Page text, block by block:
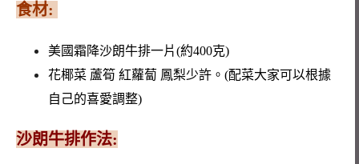
食材:
美國霜降沙朗牛排一片(約400克)
花椰菜 蘆筍 紅蘿蔔 鳳梨少許。(配菜大家可以根據
自己的喜愛調整)
沙朗牛排作法: